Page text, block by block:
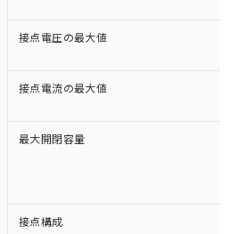
接点電圧の最大値
接点電流の最大値
最大開閉容量
接点構成